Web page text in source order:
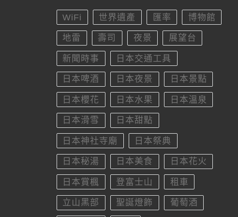
WiFi 世界遺產 匯率 博物館
地雷 壽司 夜景 展望台
新聞時事 日本交通工具
日本啤酒 日本夜景 日本景點
日本櫻花 日本水果 日本溫泉
日本滑雪 日本甜點
日本神社寺廟 日本祭典
日本秘湯 日本美食 日本花火
日本賞楓 登富士山 租車
立山黑部 聖誕燈飾 葡萄酒